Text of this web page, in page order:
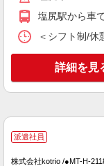
キープ
塩尻駅から車
＜シフト制/
詳細を見
派遣社員
株式会社kotrio /●MT-H-